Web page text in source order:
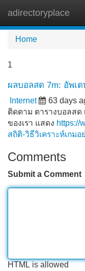
adirectoryplace
Home
1
ผลบอลสด 7m: อัพเ
Internet 63 days
ติดตาม ตารางบอลสด
ของเรา แสดง https://
สถิติ-วิธีวิเคราะห์เกม
Comments
Submit a Comment
HTML is allowed